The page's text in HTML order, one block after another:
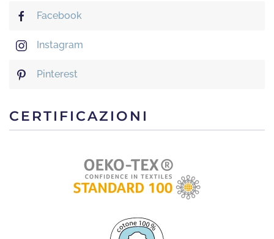
Facebook
Instagram
Pinterest
CERTIFICAZIONI